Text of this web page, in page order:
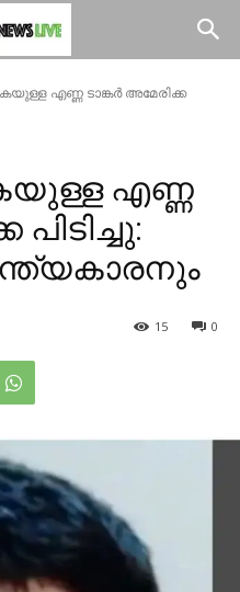
എണ്ണ ടാങ്കര്‍ അമേരിക്ക
എണ്ണ
പിടിച്ചു:
0
15